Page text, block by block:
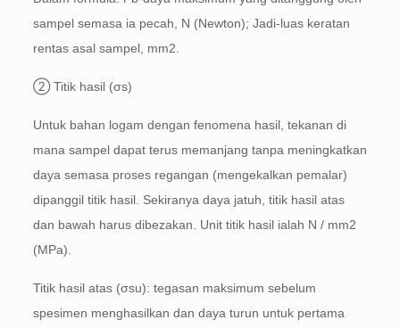
sampel semasa ia pecah, N (Newton); Jadi-luas keratan
rentas asal sampel, mm2.
② Titik hasil (σs)
Untuk bahan logam dengan fenomena hasil, tekanan di
mana sampel dapat terus memanjang tanpa meningkatkan
daya semasa proses regangan (mengekalkan pemalar)
dipanggil titik hasil. Sekiranya daya jatuh, titik hasil atas
dan bawah harus dibezakan. Unit titik hasil ialah N / mm2
(MPa).
Titik hasil atas (σsu): tegasan maksimum sebelum
spesimen menghasilkan dan daya turun untuk pertama